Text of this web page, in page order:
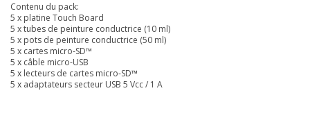
Contenu du pack:
5 x platine Touch Board
5 x tubes de peinture conductrice (10 ml)
5 x pots de peinture conductrice (50 ml)
5 x cartes micro-SD™
5 x câble micro-USB
5 x lecteurs de cartes micro-SD™
5 x adaptateurs secteur USB 5 Vcc / 1 A